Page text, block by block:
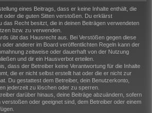
eines Beitrags, dass er keine Inhalte enthält, die
oder die guten Sitten verstoßen. Du erklärst
das Recht besitzt, die in deinen Beiträgen verwendeten
bzw. zu verwenden.
übt das Hausrecht aus. Bei Verstößen gegen diese
oder anderer im Board veröffentlichten Regeln kann der
zeitweise oder dauerhaft von der Nutzung
und dir ein Hausverbot erteilen.
dass der Betreiber keine Verantwortung für die Inhalte
die er nicht selbst erstellt hat oder die er nicht zur
Du gestattest dem Betreiber, dein Benutzerkonto,
jederzeit zu löschen oder zu sperren.
darüber hinaus, deine Beiträge abzuändern, sofern
verstoßen oder geeignet sind, dem Betreiber oder einem